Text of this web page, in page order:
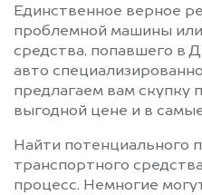
Единственное верное
проблемной машины
средства, попавшего в
авто
предлагаем вам скупку
выгодной цене и в
Найти потенциального
транспортного
процесс. Немногие